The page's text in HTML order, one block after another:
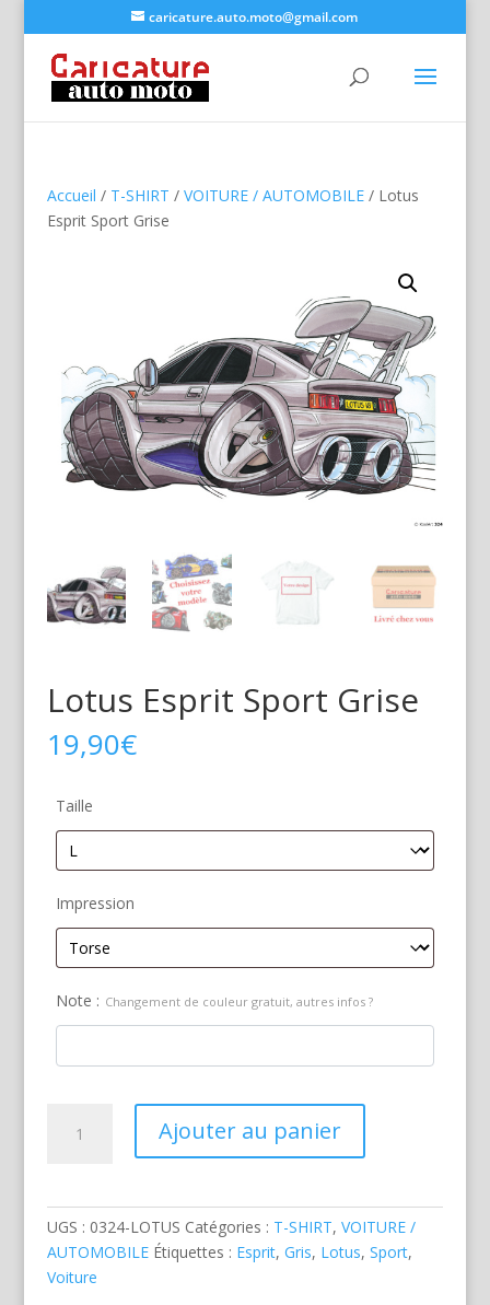
caricature.auto.moto@gmail.com
Accueil / T-SHIRT / VOITURE / AUTOMOBILE/ Lotus
Esprit Sport Grise
Lotus Esprit Sport Grise
19,90€
Taille
Impression
Note : Changement de couleur gratuit, autres infos ?
Ajouter au panier
UGS : 0324-LOTUS Catégories : T-SHIRT, VOITURE /
AUTOMOBILE Étiquettes : Esprit, Gris, Lotus, Sport,
Voiture